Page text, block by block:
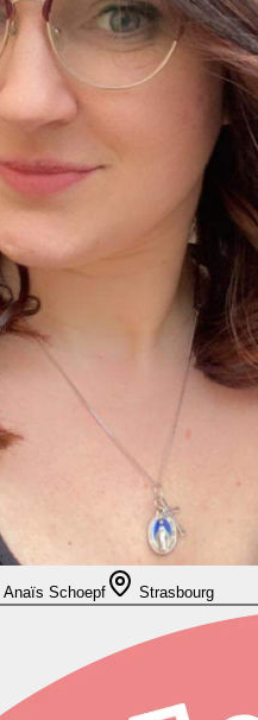
Anaïs Schoepf Strasbourg